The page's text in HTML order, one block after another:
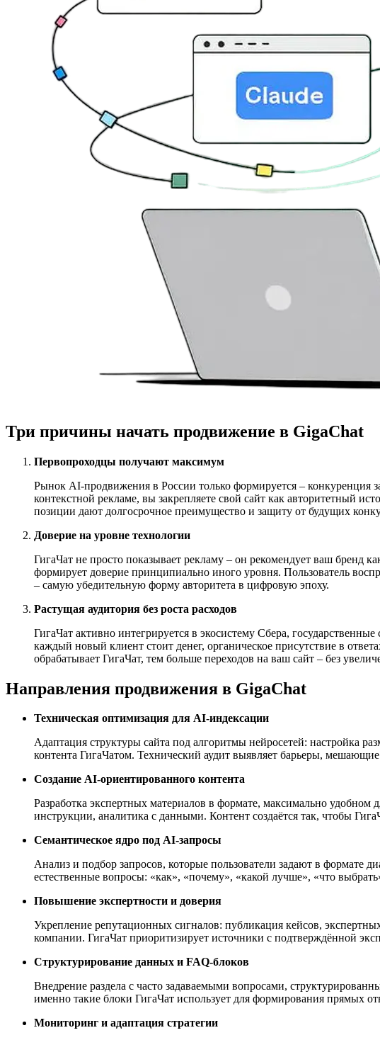
Три причины начать продвижение в GigaChat
Первопроходцы получают максимум
Рынок AI-продвижения в России только формируется – конкуренция
контекстной рекламе, вы закрепляете свой сайт как авторитетный
позиции дают долгосрочное преимущество и защиту от будущих
Доверие на уровне технологии
ГигаЧат не просто показывает рекламу – он рекомендует ваш бренд
формирует доверие принципиально иного уровня. Пользователь
– самую убедительную форму авторитета в цифровую эпоху.
Растущая аудитория без роста расходов
ГигаЧат активно интегрируется в экосистему Сбера,
каждый новый клиент стоит денег, органическое присутствие в
обрабатывает ГигаЧат, тем больше переходов на ваш сайт – без
Направления продвижения в GigaChat
Техническая оптимизация для AI-индексации
Адаптация структуры сайта под алгоритмы нейросетей: настройка
контента ГигаЧатом. Технический аудит выявляет барьеры,
Создание AI-ориентированного контента
Разработка экспертных материалов в формате, максимально
инструкции, аналитика с данными. Контент создаётся так, чтобы
Семантическое ядро под AI-запросы
Анализ и подбор запросов, которые пользователи задают в формате
естественные вопросы: «как», «почему», «какой лучше», «что
Повышение экспертности и доверия
Укрепление репутационных сигналов: публикация кейсов,
компании. ГигаЧат приоритизирует источники с подтверждённой
Структурирование данных и FAQ-блоков
Внедрение раздела с часто задаваемыми вопросами,
именно такие блоки ГигаЧат использует для формирования прямых
Мониторинг и адаптация стратегии